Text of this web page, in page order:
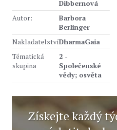
Dibbernová
Autor:
Barbora
Berlinger
NakladatelstvíDharmaGaia
Tématická
skupina
2 -
Společenské
vědy; osvěta
Získejte každý